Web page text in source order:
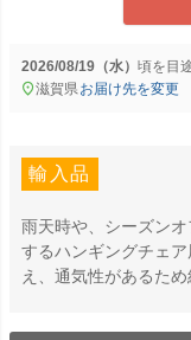
2026/08/19（水）
滋賀県お届け先を変更
輸入品
雨天時や、シーズン
するハンギングチェ
え、通気性があるた